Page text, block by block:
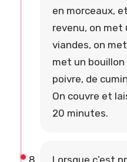
en morceaux,
revenu, on met
viandes, on
met un
poivre, de
On couvre et
20 minutes.
Lorsque c’est